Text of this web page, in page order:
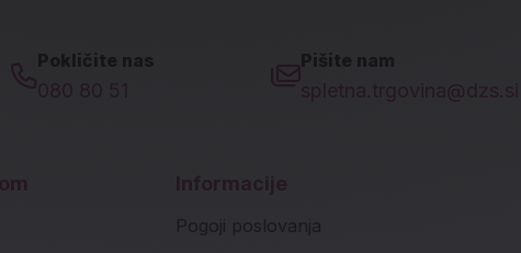
Pokličite nas
080 80 51
Pišite nam
spletna.trgovina@dzs.si
Informacije
Pogoji poslovanja